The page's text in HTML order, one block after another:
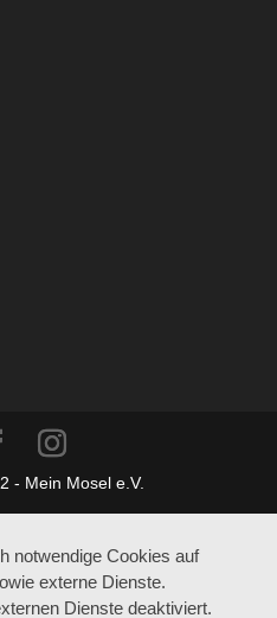
- Mein Mosel e.V.
notwendige Cookies auf
externe Dienste.
Dienste deaktiviert.